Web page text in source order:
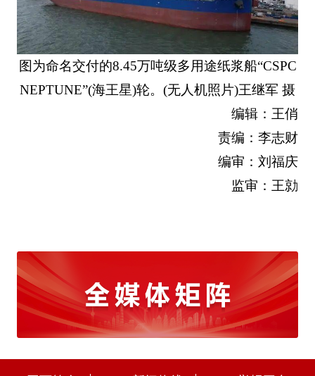
图为命名交付的8.45万吨级多用途纸浆船“CSPC
NEPTUNE”(海王星)轮。(无人机照片)王继军 摄
编辑：王俏
责编：李志财
编审：刘福庆
监审：王勍